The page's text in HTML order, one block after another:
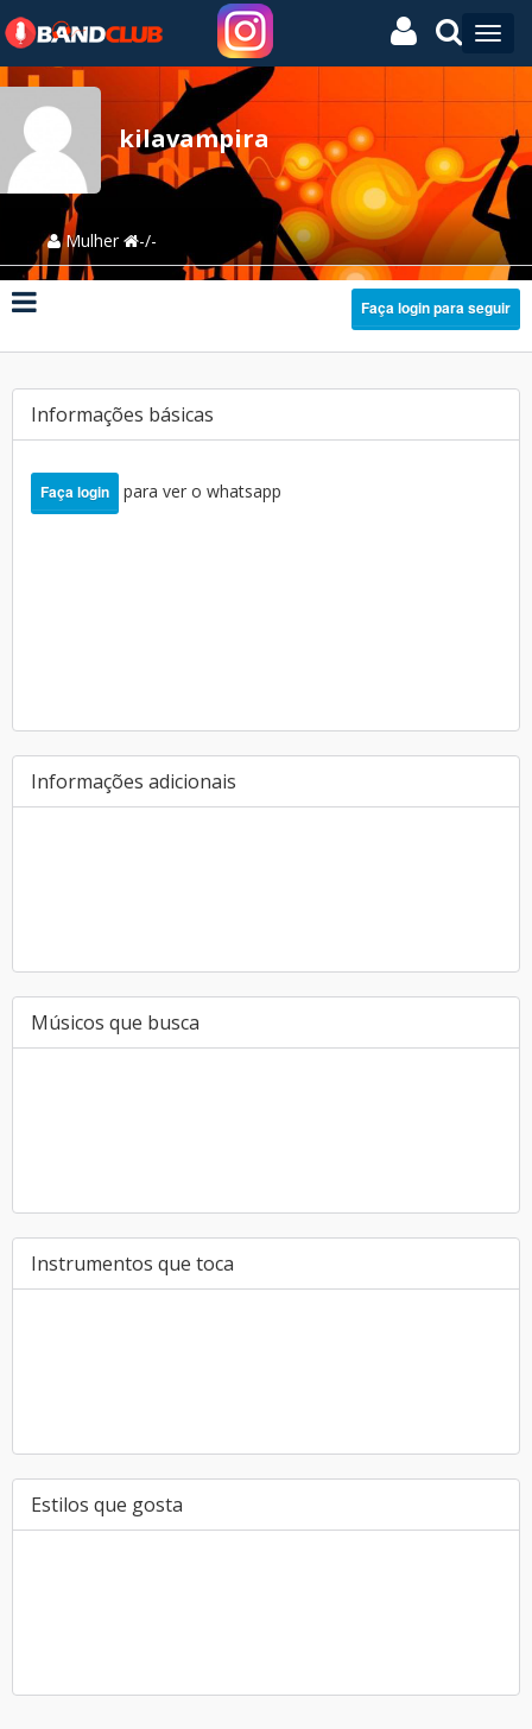
kilavampira
Mulher -/-
Faça login para seguir
Informações básicas
Faça login para ver o whatsapp
Informações adicionais
Músicos que busca
Instrumentos que toca
Estilos que gosta